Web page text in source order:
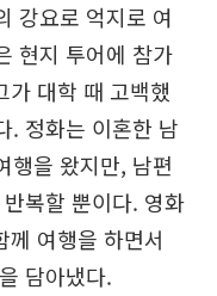
강요로 억지로 여
현지 투어에 참가
가 대학 때 고백했
. 정화는 이혼한 남
행을 왔지만, 남편
복할 뿐이다. 영화
여행을 하면서
담아냈다.